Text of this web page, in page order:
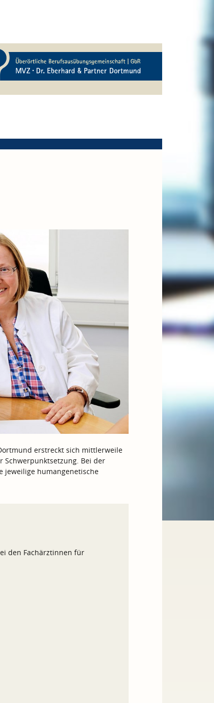
erstreckt sich mittlerweile
Bei der
jeweilige humangenetische
den Fachärztinnen für